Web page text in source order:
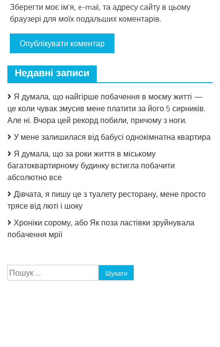
Зберегти моє ім'я, e-mail, та адресу сайту в цьому
браузері для моїх подальших коментарів.
Недавні записи
Я думала, що найгірше побачення в моєму житті —
це коли чувак змусив мене платити за його 5 сирників.
Але ні. Вчора цей рекорд побили, причому з ноги.
У мене залишилася від бабусі однокімнатна квартира
Я думала, що за роки життя в міському
багатоквартирному будинку встигла побачити
абсолютно все
Дівчата, я пишу це з туалету ресторану, мене просто
трясе від люті і шоку
Хроніки сорому, або Як поза ластівки зруйнувала
побачення мрії
Пошук: